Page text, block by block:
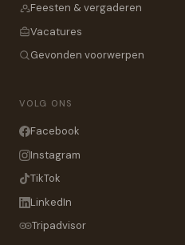
Feesten & vergaderen
Vacatures
Gevonden voorwerpen
VOLG ONS
Facebook
Instagram
TikTok
LinkedIn
Tripadvisor